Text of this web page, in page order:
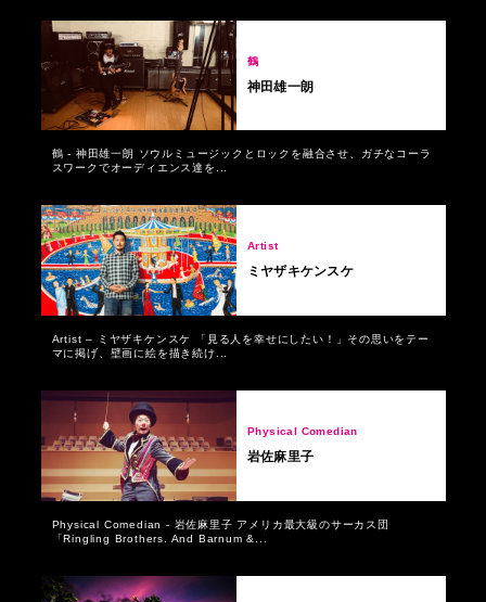
鶴
神田雄一朗
鶴 - 神田雄一朗 ソウルミュージックとロックを融合させ、ガチなコーラ
スワークでオーディエンス達を...
Artist
ミヤザキケンスケ
Artist – ミヤザキケンスケ 「見る人を幸せにしたい！」その思いをテー
マに掲げ、壁画に絵を描き続け...
Physical Comedian
岩佐麻里子
Physical Comedian - 岩佐麻里子 アメリカ最大級のサーカス団
「Ringling Brothers. And Barnum &...